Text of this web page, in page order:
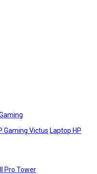
Gaming Victus Laptop HP
Pro Tower